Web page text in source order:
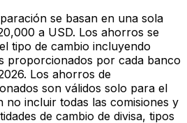
se basan en una sola
a USD. Los ahorros se
tipo de cambio incluyendo
proporcionados por cada banco
Los ahorros de
son válidos solo para el
no incluir todas las comisiones y
de cambio de divisa, tipos